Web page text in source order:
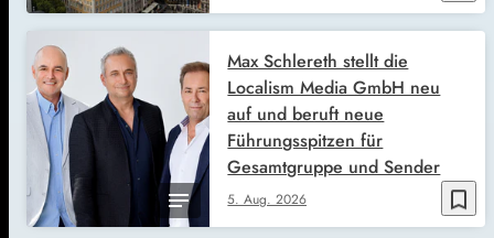
bookmark_border
5. Aug. 2026
Max Schlereth stellt die
Localism Media GmbH neu
auf und beruft neue
Führungsspitzen für
Gesamtgruppe und Sender